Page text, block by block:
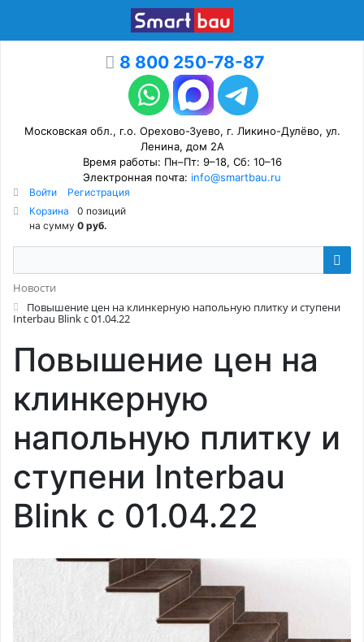
8 800 250-78-87
Московская обл., г.о. Орехово-Зуево, г. Ликино-Дулёво, ул.
Ленина, дом 2А
Время работы: Пн–Пт: 9–18, Сб: 10–16
Электронная почта: info@smartbau.ru
Войти
Регистрация
Корзина
0 позиций
на сумму 0 руб.
Новости
Повышение цен на клинкерную напольную плитку и ступени
Interbau Blink с 01.04.22
Повышение цен на
клинкерную
напольную плитку и
ступени Interbau
Blink с 01.04.22